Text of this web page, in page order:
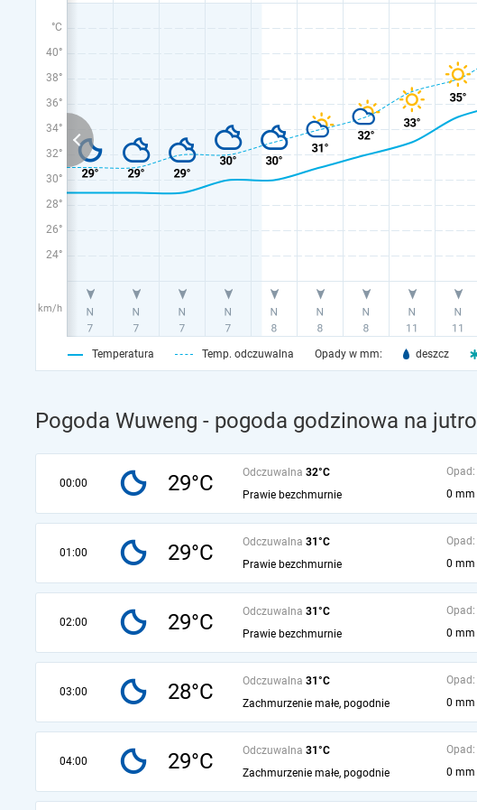
°C
40°
38°
36°
34°
32°
30°
28°
26°
24°
km/h
Temperatura Temp. odczuwalna Opady w mm: deszcz
Pogoda Wuweng - pogoda godzinowa na jutro
00:00 29°C Odczuwalna 32°C
Prawie bezchmurnie
Opad:
0 mm
01:00 29°C Odczuwalna 31°C
Prawie bezchmurnie
Opad:
0 mm
02:00 29°C Odczuwalna 31°C
Prawie bezchmurnie
Opad:
0 mm
03:00 28°C Odczuwalna 31°C
Zachmurzenie małe, pogodnie
Opad:
0 mm
04:00 29°C Odczuwalna 31°C
Zachmurzenie małe, pogodnie
Opad:
0 mm